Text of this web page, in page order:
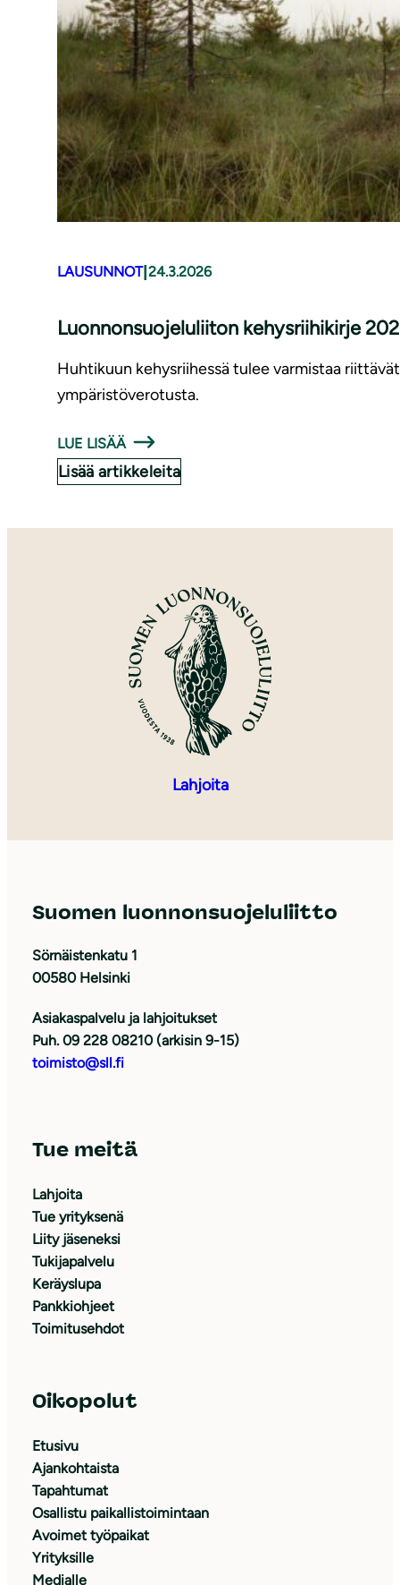
LAUSUNNOT|24.3.2026
Luonnonsuojeluliiton kehysriihikirje
Huhtikuun kehysriihessä tulee varmistaa
ympäristöverotusta.
LUE LISÄÄ
Lisää artikkeleita
Lahjoita
Suomen luonnonsuojeluliitto
Sörnäistenkatu 1
00580 Helsinki
Asiakaspalvelu ja lahjoitukset
Puh. 09 228 08210 (arkisin 9-15)
toimisto@sll.fi
Tue meitä
Lahjoita
Tue yrityksenä
Liity jäseneksi
Tukijapalvelu
Keräyslupa
Pankkiohjeet
Toimitusehdot
Oikopolut
Etusivu
Ajankohtaista
Tapahtumat
Osallistu paikallistoimintaan
Avoimet työpaikat
Yrityksille
Medialle